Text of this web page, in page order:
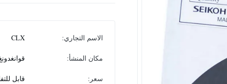
الاسم التجاري: CLX
مكان المنشأ:
سعر: قابل